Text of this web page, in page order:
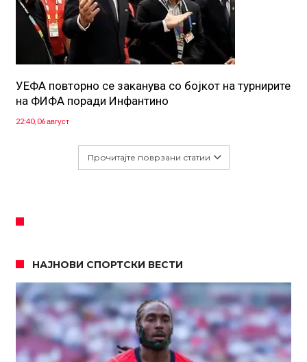
УЕФА повторно се заканува со бојкот на турнирите
на ФИФА поради Инфантино
22:40, 06 август
Прочитајте поврзани статии
НАЈНОВИ СПОРТСКИ ВЕСТИ